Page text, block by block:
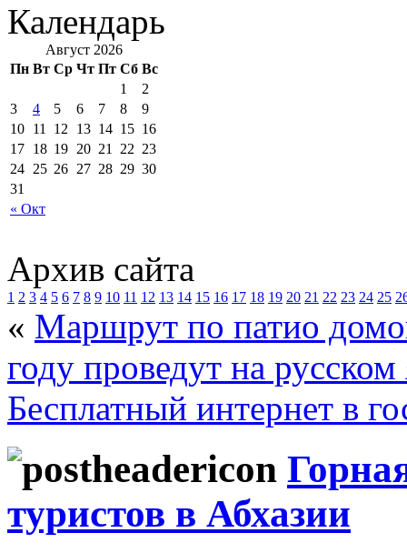
Календарь
Август 2026
Пн Вт Ср Чт Пт Сб Вс
« Окт
1
2
3
4 5 6 7 8
9
10 11 12 13 14 15 16
17 18 19 20 21 22 23
24 25 26 27 28 29 30
31
Архив сайта
1 2 3 4 5 6 7 8 9 10 11 12 13 14 15 16 17 18 19 20 21 22 23 24 25
« Маршрут по патио
году проведут на русском
Бесплатный интернет в
туристов в Абхазии